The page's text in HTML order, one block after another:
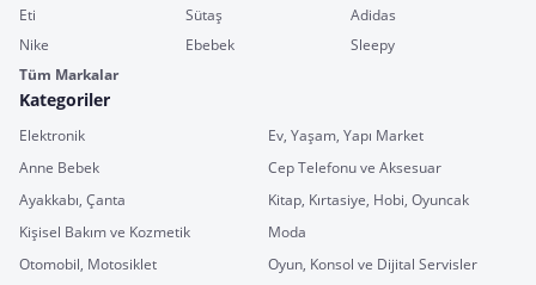
Eti
Sütaş
Adidas
Nike
Ebebek
Sleepy
Tüm Markalar
Kategoriler
Elektronik
Ev, Yaşam, Yapı Market
Anne Bebek
Cep Telefonu ve Aksesuar
Ayakkabı, Çanta
Kitap, Kırtasiye, Hobi, Oyuncak
Kişisel Bakım ve Kozmetik
Moda
Otomobil, Motosiklet
Oyun, Konsol ve Dijital Servisler